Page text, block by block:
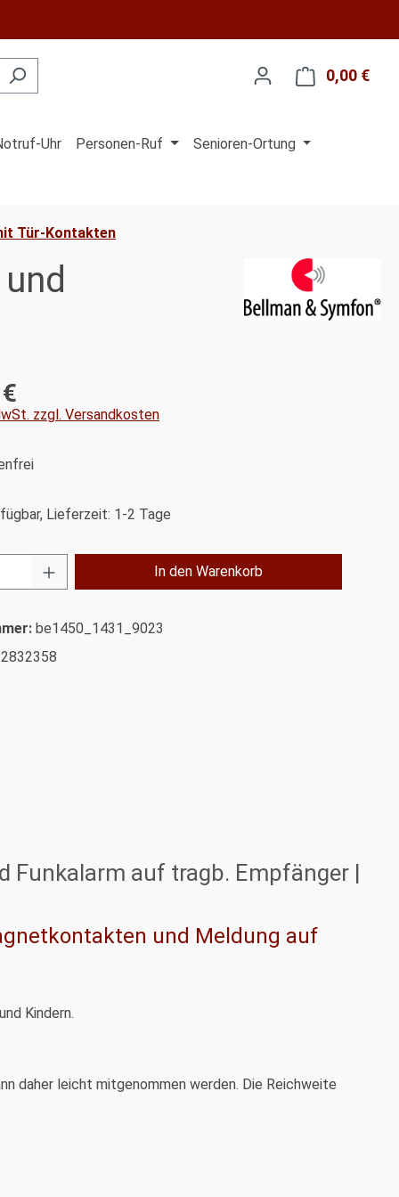
0,00 €
Uhr Personen-Ruf Senioren-Ortung
Tür-Kontakten
zzgl. Versandkosten
Lieferzeit: 1-2 Tage
Gib den gewünschten Wert ein
In den Warenkorb
be1450_1431_9023
Funkalarm auf tragb. Empfänger |
und Meldung auf
Kindern.
daher leicht mitgenommen werden. Die Reichweite